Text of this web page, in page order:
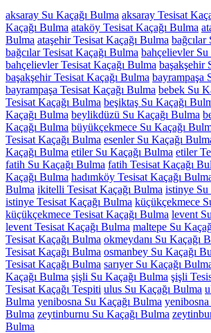
aksaray Su Kaçağı Bulma aksaray Tesisat
Kaçağı Bulma ataköy Tesisat Kaçağı Bulma
Bulma ataşehir Tesisat Kaçağı Bulma bağcılar
bağcılar Tesisat Kaçağı Bulma bahçelievler Su
bahçelievler Tesisat Kaçağı Bulma başakşehir
başakşehir Tesisat Kaçağı Bulma bayrampaşa
bayrampaşa Tesisat Kaçağı Bulma bebek Su
Tesisat Kaçağı Bulma beşiktaş Su Kaçağı
Kaçağı Bulma beylikdüzü Su Kaçağı Bulma
Kaçağı Bulma büyükçekmece Su Kaçağı
Tesisat Kaçağı Bulma esenler Su Kaçağı
Kaçağı Bulma etiler Su Kaçağı Bulma etiler
fatih Su Kaçağı Bulma fatih Tesisat Kaçağı
Kaçağı Bulma hadımköy Tesisat Kaçağı
Bulma ikitelli Tesisat Kaçağı Bulma istinye Su
istinye Tesisat Kaçağı Bulma küçükçekmece
küçükçekmece Tesisat Kaçağı Bulma levent
levent Tesisat Kaçağı Bulma maltepe Su
Tesisat Kaçağı Bulma okmeydanı Su Kaçağı
Tesisat Kaçağı Bulma osmanbey Su Kaçağı
Tesisat Kaçağı Bulma sarıyer Su Kaçağı
Kaçağı Bulma şişli Su Kaçağı Bulma şişli
Tesisat Kaçağı Tespiti ulus Su Kaçağı Bulma
Bulma yenibosna Su Kaçağı Bulma yenibosna
Bulma zeytinburnu Su Kaçağı Bulma
Bulma